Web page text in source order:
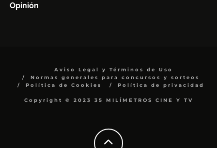
Opinión
Aviso Legal y Términos de Uso
Normas generales para concursos y sorteos
Política de Cookies
Política de privacidad
Copyright © 2023 35 MILÍMETROS CINE Y TV